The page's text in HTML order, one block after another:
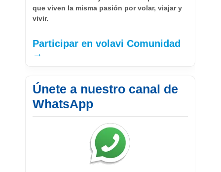
que viven la misma pasión por volar, viajar y
vivir.
Participar en volavi Comunidad
→
Únete a nuestro canal de
WhatsApp